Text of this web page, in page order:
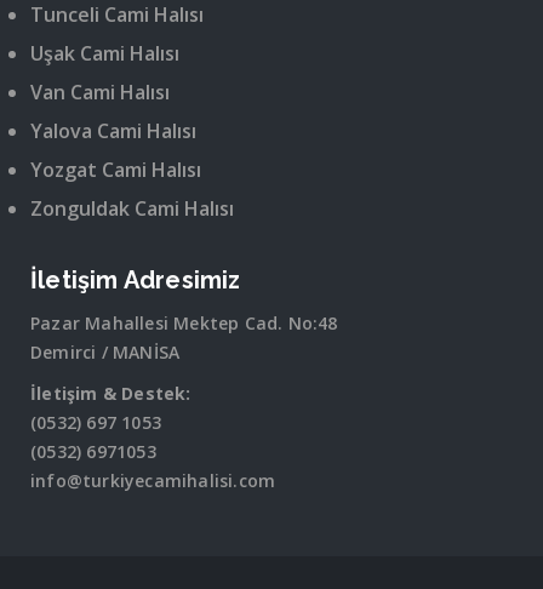
Tunceli Cami Halısı
Uşak Cami Halısı
Van Cami Halısı
Yalova Cami Halısı
Yozgat Cami Halısı
Zonguldak Cami Halısı
İletişim Adresimiz
Pazar Mahallesi Mektep Cad. No:48
Demirci / MANİSA
İletişim & Destek:
(0532) 697 1053
(0532) 6971053
info@turkiyecamihalisi.com